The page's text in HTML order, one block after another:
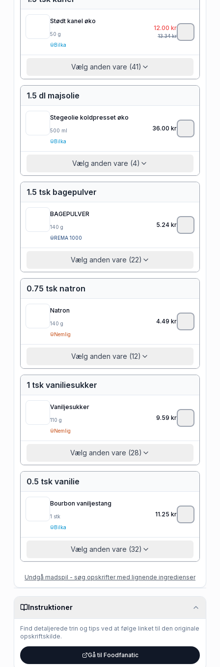
Stødt kanel øko
50 g
Bilka
12.00 kr
13.34kr
Vælg anden vare (41)
1.5 dl majsolie
Stegeolie koldpresset øko
500 ml
Bilka
36.00 kr
Vælg anden vare (4)
1.5 tsk bagepulver
BAGEPULVER
140 g
REMA 1000
5.24 kr
Vælg anden vare (22)
0.75 tsk natron
Natron
140 g
Nemlig
4.49 kr
Vælg anden vare (12)
1 tsk vaniliesukker
Vaniljesukker
110 g
Nemlig
9.59 kr
Vælg anden vare (28)
0.5 tsk vanilie
Bourbon vaniljestang
1 stk
Bilka
11.25 kr
Vælg anden vare (32)
Undgå madspil - søg opskrifter med lignende ingredienser
Instruktioner
Find detaljerede trin og tips ved at følge linket til den originale
opskriftskilde.
Gå til Foodfanatic